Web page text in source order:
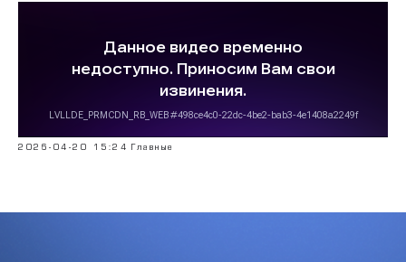
2026-04-20 15:24 Главные